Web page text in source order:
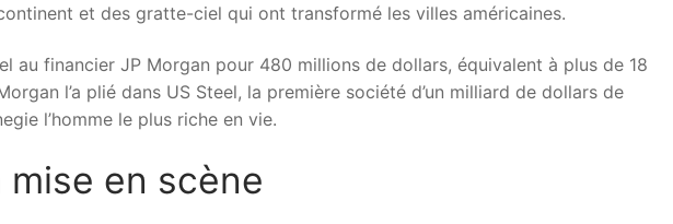
et des gratte-ciel qui ont transformé les villes américaines.
au financier JP Morgan pour 480 millions de dollars, équivalent à plus de 18
l’a plié dans US Steel, la première société d’un milliard de dollars de
l’homme le plus riche en vie.
en scène